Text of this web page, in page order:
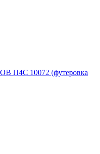
10072 (футеровка